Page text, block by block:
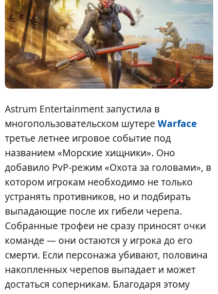
Astrum Entertainment запустила в
многопользовательском шутере Warface
третье летнее игровое событие под
названием «Морские хищники». Оно
добавило PvP-режим «Охота за головами», в
котором игрокам необходимо не только
устранять противников, но и подбирать
выпадающие после их гибели черепа.
Собранные трофеи не сразу приносят очки
команде — они остаются у игрока до его
смерти. Если персонажа убивают, половина
накопленных черепов выпадает и может
достаться соперникам. Благодаря этому